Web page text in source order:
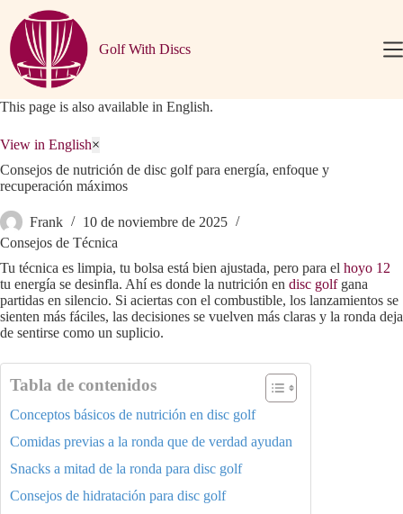
contenido
Golf With Discs
This page is also available in English.
View in English×
Consejos de nutrición de disc golf para energía, enfoque y
recuperación máximos
Frank
10 de noviembre de 2025
Consejos de Técnica
Tu técnica es limpia, tu bolsa está bien ajustada, pero para el hoyo 12
tu energía se desinfla. Ahí es donde la nutrición en disc golfgana
partidas en silencio. Si aciertas con el combustible, los lanzamientos se
sienten más fáciles, las decisiones se vuelven más claras y la ronda deja
de sentirse como un suplicio.
Tabla de contenidos
Conceptos básicos de nutrición en disc golf
Comidas previas a la ronda que de verdad ayudan
Snacks a mitad de la ronda para disc golf
Consejos de hidratación para disc golf